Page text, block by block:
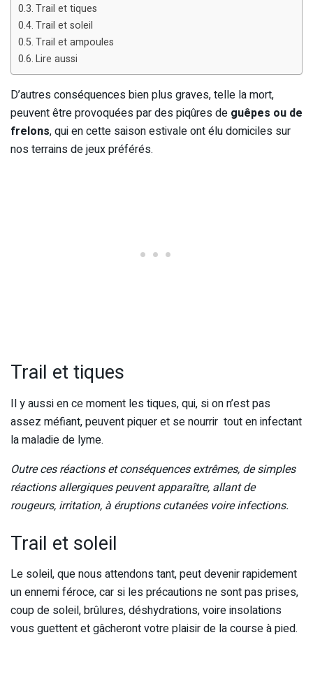
Trail et tiques
Trail et soleil
Trail et ampoules
Lire aussi
D’autres conséquences bien plus graves, telle la mort,
peuvent être provoquées par des piqûres de guêpes ou de
frelons, qui en cette saison estivale ont élu domiciles sur
nos terrains de jeux préférés.
Trail et tiques
Il y aussi en ce moment les tiques, qui, si on n’est pas
assez méfiant, peuvent piquer et se nourrir tout en infectant
la maladie de lyme.
Outre ces réactions et conséquences extrêmes, de simples
réactions allergiques peuvent apparaître, allant de
rougeurs, irritation, à éruptions cutanées voire infections.
Trail et soleil
Le soleil, que nous attendons tant, peut devenir rapidement
un ennemi féroce, car si les précautions ne sont pas prises,
coup de soleil, brûlures, déshydrations, voire insolations
vous guettent et gâcheront votre plaisir de la course à pied.